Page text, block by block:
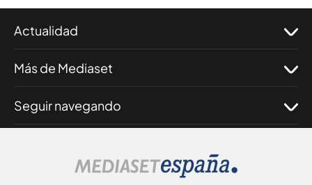
Actualidad
Más de Mediaset
Seguir navegando